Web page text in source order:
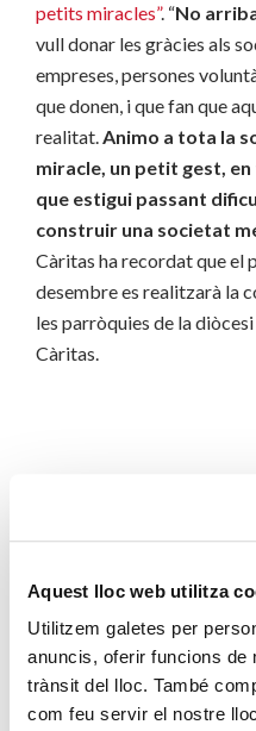
Aquest lloc web utilitza
Utilitzem galetes per
anuncis, oferir funcions
trànsit del lloc. També
com feu servir el nostre
petits miracles”. “No
vull donar les gràcies als
empreses, persones
que donen, i que fan que
realitat. Animo a tota la
miracle, un petit gest,
que estigui passant
construir una societat
Càritas ha recordat que el
desembre es realitzarà la
les parròquies de la
Càritas.
Renda Garantida